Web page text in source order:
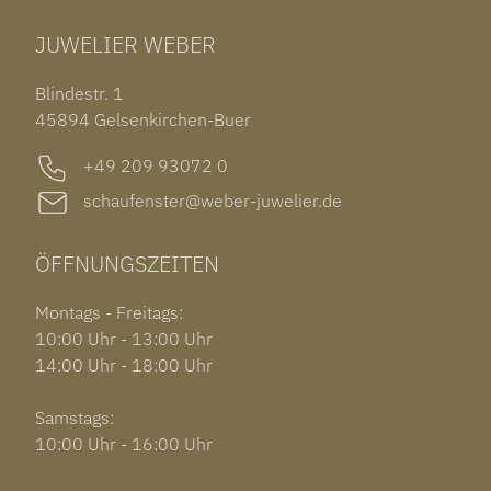
OHRSCHMUCK
OUT OF COLLECTION
ROLEX SUBMARINER DATE
GARMIN VENU 3S
JUWELIER WEBER
Blindestr. 1
45894 Gelsenkirchen-Buer
+49 209 93072 0
schaufenster@weber-juwelier.de
ÖFFNUNGSZEITEN
Montags - Freitags:
10:00 Uhr - 13:00 Uhr
14:00 Uhr - 18:00 Uhr
Samstags:
10:00 Uhr - 16:00 Uhr